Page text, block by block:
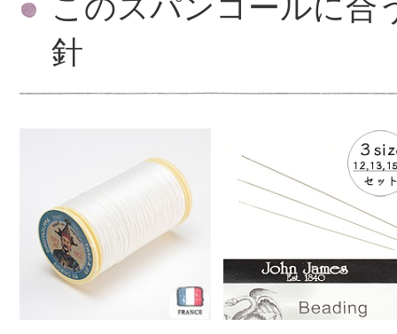
このスパンコールに合
針